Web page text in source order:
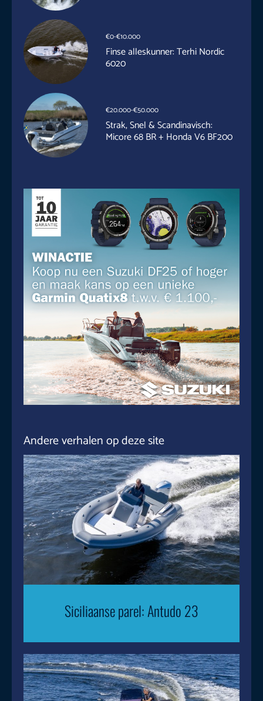
€0-€10.000
Finse alleskunner: Terhi Nordic
6020
€20.000-€50.000
Strak, Snel & Scandinavisch:
Micore 68 BR + Honda V6 BF200
Andere verhalen op deze site
Siciliaanse parel: Antudo 23